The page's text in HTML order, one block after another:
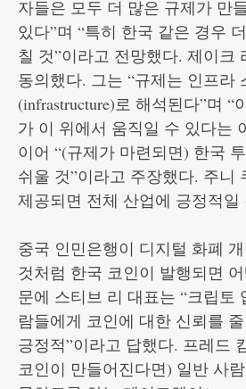
자들은 모두 더 많은 규제가 만
있다”며 “특히 한국 같은 경우
칠 것”이라고 전망했다. 제이크
동의했다. 그는 “규제는 인프라
(infrastructure)로 해석된다”며 “
가 이 위에서 움직일 수 있다는
이어 “(규제가 마련되면) 한국
쉬울 것”이라고 주장했다. 주니
제공되면 전체 산업에 긍정적일
중국 인민은행이 디지털 화폐
것처럼 한국 코인이 발행되면
문에 스티브 리 대표는 “크립토
람들에게 코인에 대한 신뢰를
긍정적”이라고 답했다. 프레드
코인이 만들어진다면) 일반 사